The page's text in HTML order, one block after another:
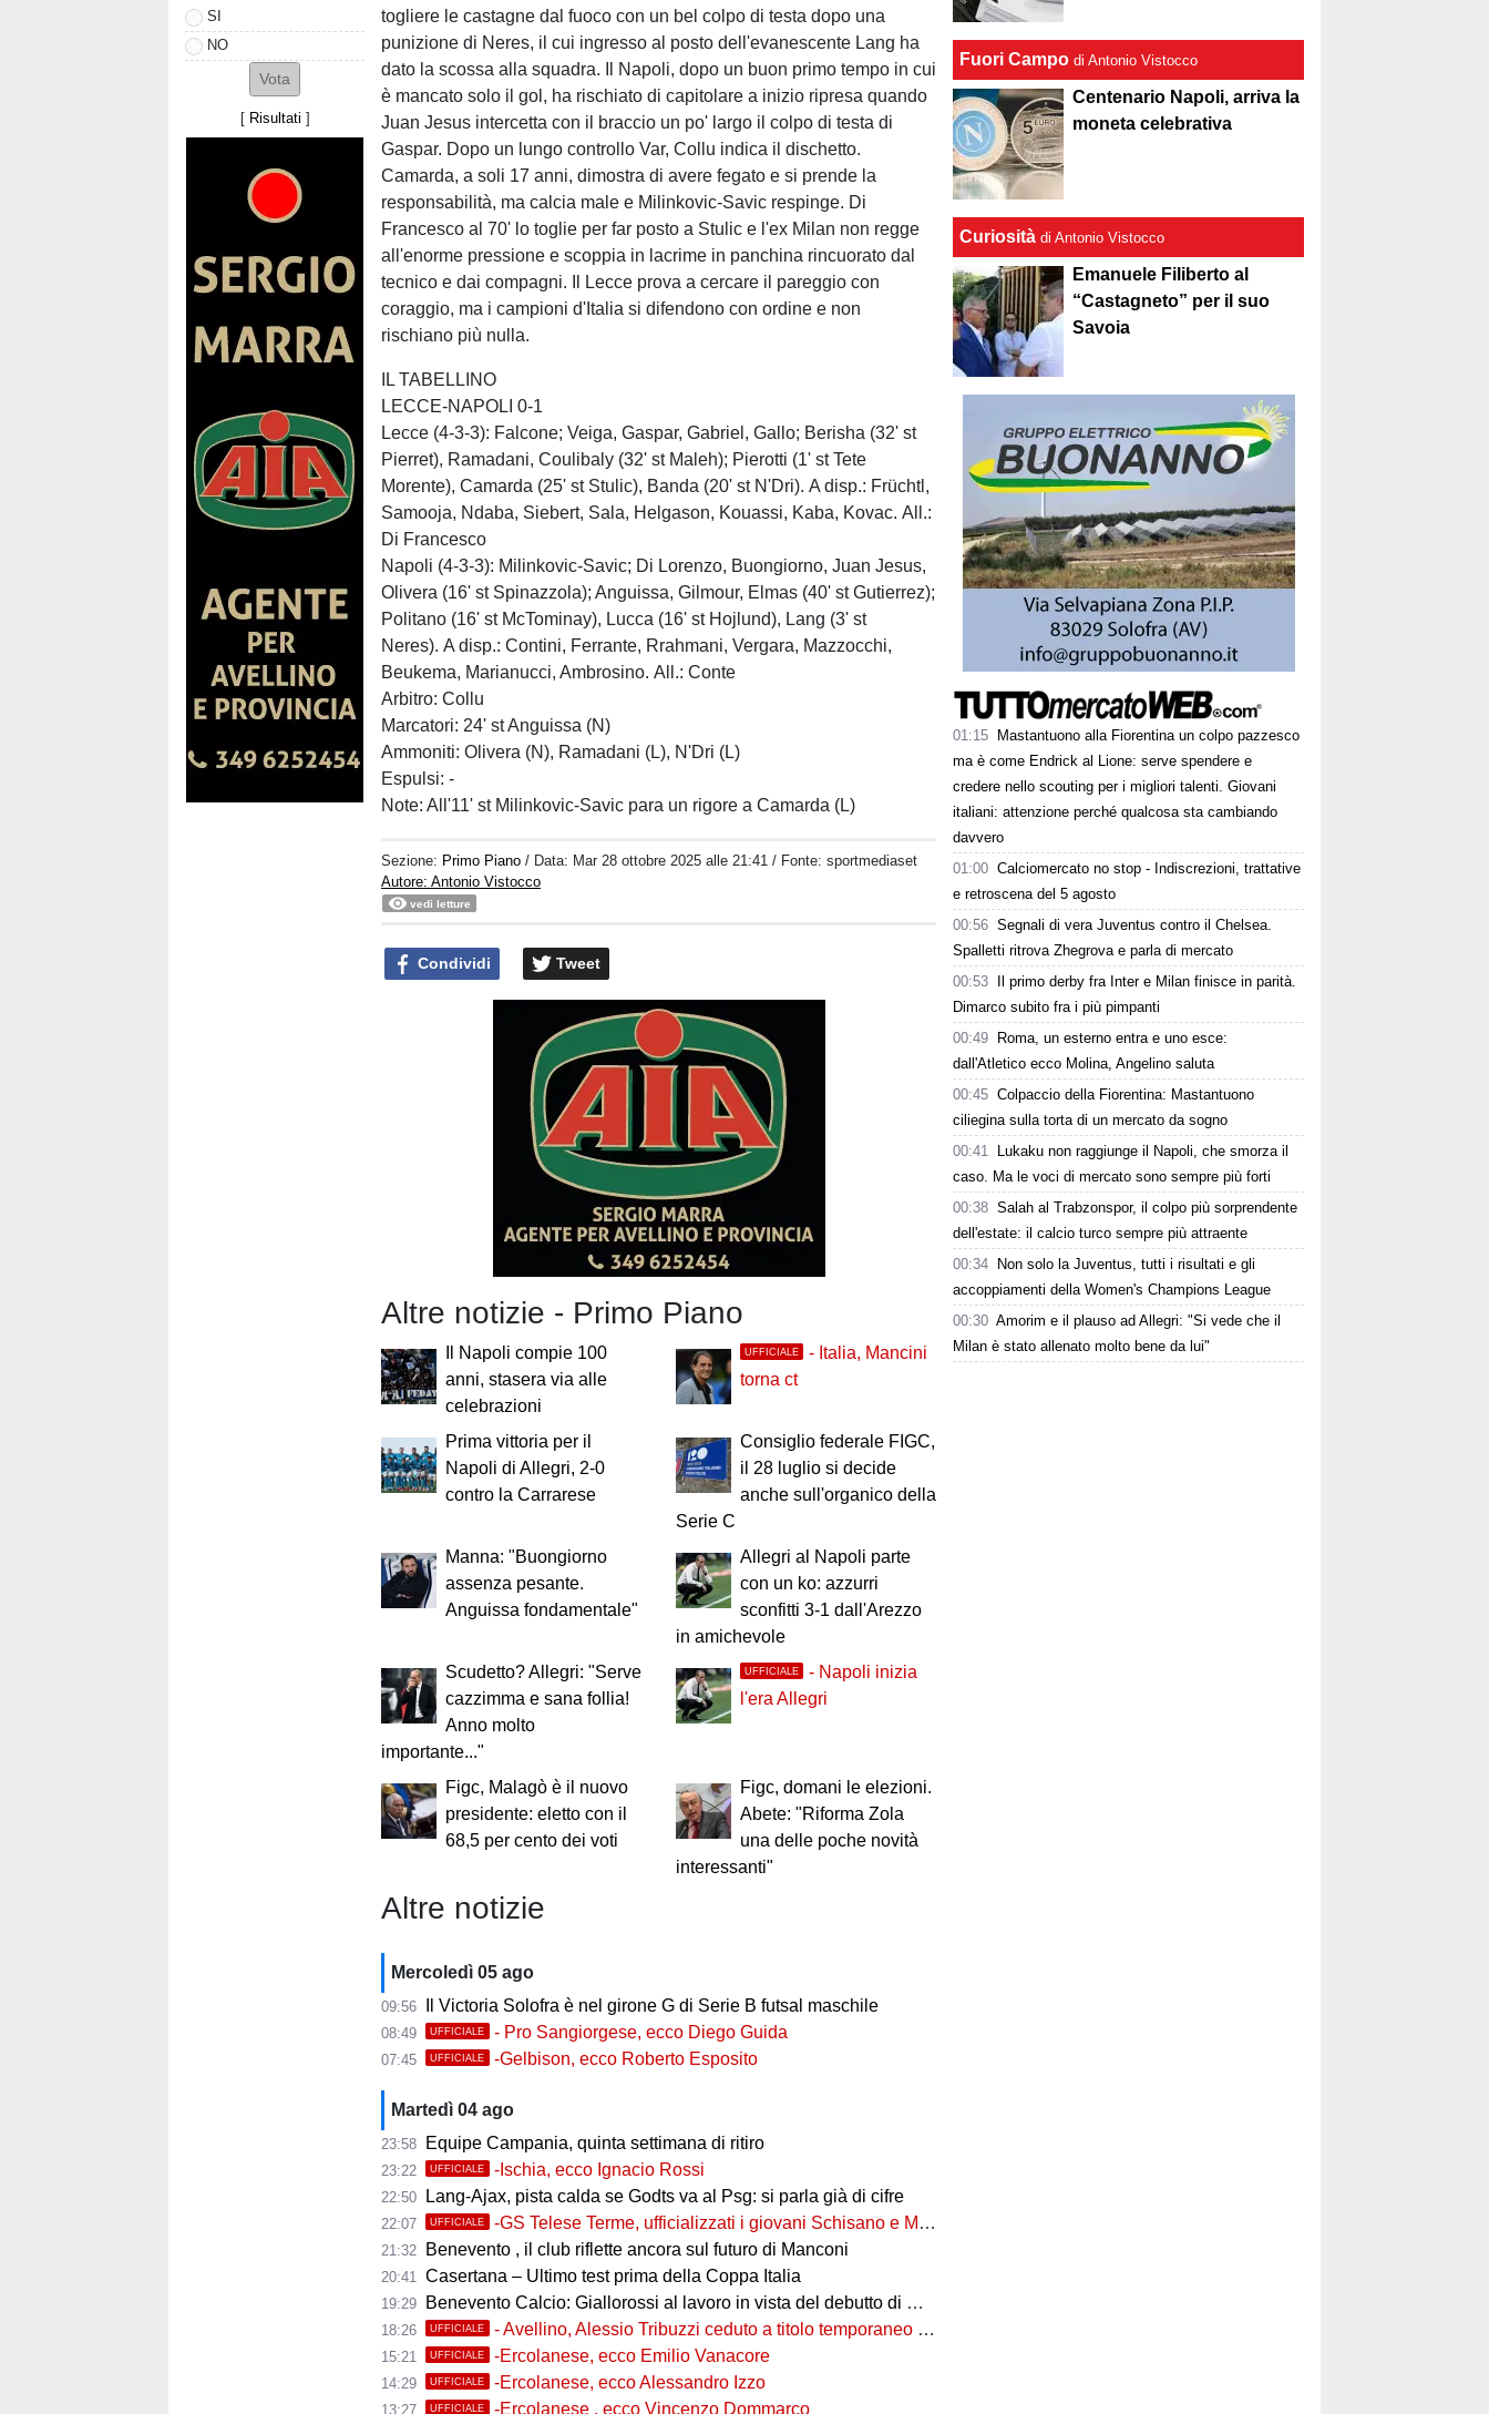
SI
NO
[ Risultati ]
togliere le castagne dal fuoco con un bel colpo di testa dopo una
punizione di Neres, il cui ingresso al posto dell'evanescente Lang ha
dato la scossa alla squadra. Il Napoli, dopo un buon primo tempo in cui
è mancato solo il gol, ha rischiato di capitolare a inizio ripresa quando
Juan Jesus intercetta con il braccio un po' largo il colpo di testa di
Gaspar. Dopo un lungo controllo Var, Collu indica il dischetto.
Camarda, a soli 17 anni, dimostra di avere fegato e si prende la
responsabilità, ma calcia male e Milinkovic-Savic respinge. Di
Francesco al 70' lo toglie per far posto a Stulic e l'ex Milan non regge
all'enorme pressione e scoppia in lacrime in panchina rincuorato dal
tecnico e dai compagni. Il Lecce prova a cercare il pareggio con
coraggio, ma i campioni d'Italia si difendono con ordine e non
rischiano più nulla.
IL TABELLINO
LECCE-NAPOLI 0-1
Lecce (4-3-3): Falcone; Veiga, Gaspar, Gabriel, Gallo; Berisha (32' st
Pierret), Ramadani, Coulibaly (32' st Maleh); Pierotti (1' st Tete
Morente), Camarda (25' st Stulic), Banda (20' st N'Dri). A disp.: Früchtl,
Samooja, Ndaba, Siebert, Sala, Helgason, Kouassi, Kaba, Kovac. All.:
Di Francesco
Napoli (4-3-3): Milinkovic-Savic; Di Lorenzo, Buongiorno, Juan Jesus,
Olivera (16' st Spinazzola); Anguissa, Gilmour, Elmas (40' st Gutierrez);
Politano (16' st McTominay), Lucca (16' st Hojlund), Lang (3' st
Neres). A disp.: Contini, Ferrante, Rrahmani, Vergara, Mazzocchi,
Beukema, Marianucci, Ambrosino. All.: Conte
Arbitro: Collu
Marcatori: 24' st Anguissa (N)
Ammoniti: Olivera (N), Ramadani (L), N'Dri (L)
Espulsi: -
Note: All'11' st Milinkovic-Savic para un rigore a Camarda (L)
Sezione: Primo Piano / Data: Mar 28 ottobre 2025 alle 21:41 / Fonte: sportmediaset
Autore: Antonio Vistocco
vedi letture
Condividi Tweet
Altre notizie - Primo Piano
Il Napoli compie 100
anni, stasera via alle
celebrazioni
UFFICIALE
- Italia, Mancini
torna ct
Prima vittoria per il
Napoli di Allegri, 2-0
contro la Carrarese
Consiglio federale FIGC,
il 28 luglio si decide
anche sull'organico della
Serie C
Manna: "Buongiorno
assenza pesante.
Anguissa fondamentale"
Allegri al Napoli parte
con un ko: azzurri
sconfitti 3-1 dall'Arezzo
in amichevole
Scudetto? Allegri: "Serve
cazzimma e sana follia!
Anno molto
importante..."
UFFICIALE
- Napoli inizia
l'era Allegri
Figc, Malagò è il nuovo
presidente: eletto con il
68,5 per cento dei voti
Figc, domani le elezioni.
Abete: "Riforma Zola
una delle poche novità
interessanti"
Altre notizie
Mercoledì 05 ago
09:56 Il Victoria Solofra è nel girone G di Serie B futsal maschile
08:49 UFFICIALE - Pro Sangiorgese, ecco Diego Guida
07:45 UFFICIALE -Gelbison, ecco Roberto Esposito
Martedì 04 ago
23:58 Equipe Campania, quinta settimana di ritiro
23:22 UFFICIALE -Ischia, ecco Ignacio Rossi
22:50 Lang-Ajax, pista calda se Godts va al Psg: si parla già di cifre
22:07 UFFICIALE -GS Telese Terme, ufficializzati i giovani Schisano e Miretto
21:32 Benevento , il club riflette ancora sul futuro di Manconi
20:41 Casertana – Ultimo test prima della Coppa Italia
19:29 Benevento Calcio: Giallorossi al lavoro in vista del debutto di Coppa Italia
18:26 UFFICIALE - Avellino, Alessio Tribuzzi ceduto a titolo temporaneo al Bari
15:21 UFFICIALE -Ercolanese, ecco Emilio Vanacore
14:29 UFFICIALE -Ercolanese, ecco Alessandro Izzo
13:27 UFFICIALE -Ercolanese , ecco Vincenzo Dommarco
Fuori Campo di Antonio Vistocco
Centenario Napoli, arriva la
moneta celebrativa
Curiosità di Antonio Vistocco
Emanuele Filiberto al
“Castagneto” per il suo
Savoia
01:15
Mastantuono alla Fiorentina un colpo pazzesco
ma è come Endrick al Lione: serve spendere e
credere nello scouting per i migliori talenti. Giovani
italiani: attenzione perché qualcosa sta cambiando
davvero
01:00 Calciomercato no stop - Indiscrezioni, trattative
e retroscena del 5 agosto
00:56 Segnali di vera Juventus contro il Chelsea.
Spalletti ritrova Zhegrova e parla di mercato
00:53
Il primo derby fra Inter e Milan finisce in parità.
Dimarco subito fra i più pimpanti
00:49
Roma, un esterno entra e uno esce:
dall'Atletico ecco Molina, Angelino saluta
00:45 Colpaccio della Fiorentina: Mastantuono
ciliegina sulla torta di un mercato da sogno
00:41
Lukaku non raggiunge il Napoli, che smorza il
caso. Ma le voci di mercato sono sempre più forti
00:38 Salah al Trabzonspor, il colpo più sorprendente
dell'estate: il calcio turco sempre più attraente
00:34
Non solo la Juventus, tutti i risultati e gli
accoppiamenti della Women's Champions League
00:30 Amorim e il plauso ad Allegri: "Si vede che il
Milan è stato allenato molto bene da lui"